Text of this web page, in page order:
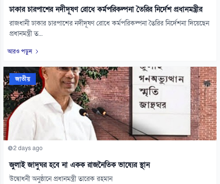
ঢাকার চারপাশের নদীদূষণ রোধে কর্মপরিকল্পনা তৈরির নির্দেশ প্রধানমন্ত্রীর
রাজধানী ঢাকার চারপাশের নদীদূষণ রোধে কর্মপরিকল্পনা তৈরির নির্দেশনা দিয়েছেন
প্রধানমন্ত্রী ত...
আরও পড়ুন
জাতীয়
2 days ago
জুলাই জাদুঘর হবে না একক রাজনৈতিক ভাষ্যের স্থান
উদ্বোধনী অনুষ্ঠানে প্রধানমন্ত্রী তারেক রহমান